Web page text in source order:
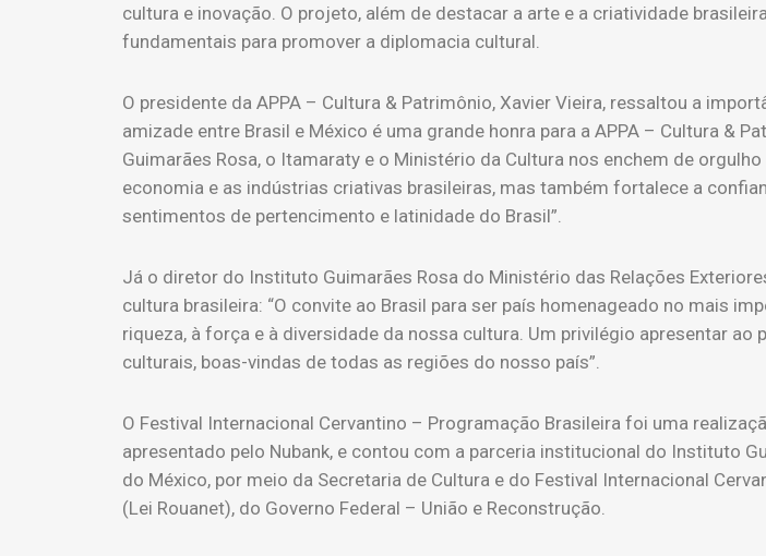
cultura e inovação. O projeto, além de destacar a arte e a criatividade
fundamentais para promover a diplomacia cultural.
O presidente da APPA – Cultura & Patrimônio, Xavier Vieira, ressaltou a
amizade entre Brasil e México é uma grande honra para a APPA – Cultura &
Guimarães Rosa, o Itamaraty e o Ministério da Cultura nos enchem de
economia e as indústrias criativas brasileiras, mas também fortalece a
sentimentos de pertencimento e latinidade do Brasil”.
Já o diretor do Instituto Guimarães Rosa do Ministério das Relações
cultura brasileira: “O convite ao Brasil para ser país homenageado no mais
riqueza, à força e à diversidade da nossa cultura. Um privilégio apresentar
culturais, boas-vindas de todas as regiões do nosso país”.
O Festival Internacional Cervantino – Programação Brasileira foi uma
apresentado pelo Nubank, e contou com a parceria institucional do Instituto
do México, por meio da Secretaria de Cultura e do Festival Internacional
(Lei Rouanet), do Governo Federal – União e Reconstrução.